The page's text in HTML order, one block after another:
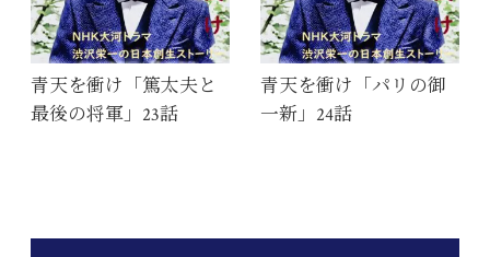
青天を衝け「篤太夫と
最後の将軍」23話
青天を衝け「パリの御
一新」24話